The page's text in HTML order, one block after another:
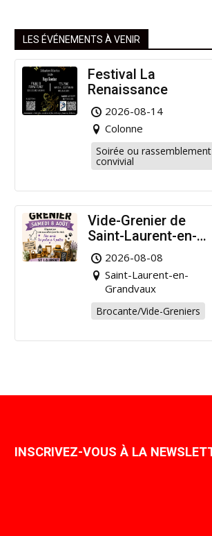
LES ÉVÉNEMENTS À VENIR
Festival La
Renaissance
2026-08-14
Colonne
Soirée ou rassemblement
convivial
Vide-Grenier de
Saint-Laurent-en-
Grandvaux : Venez
chiner pour la bonne
cause !
2026-08-08
Saint-Laurent-en-
Grandvaux
Brocante/Vide-Greniers